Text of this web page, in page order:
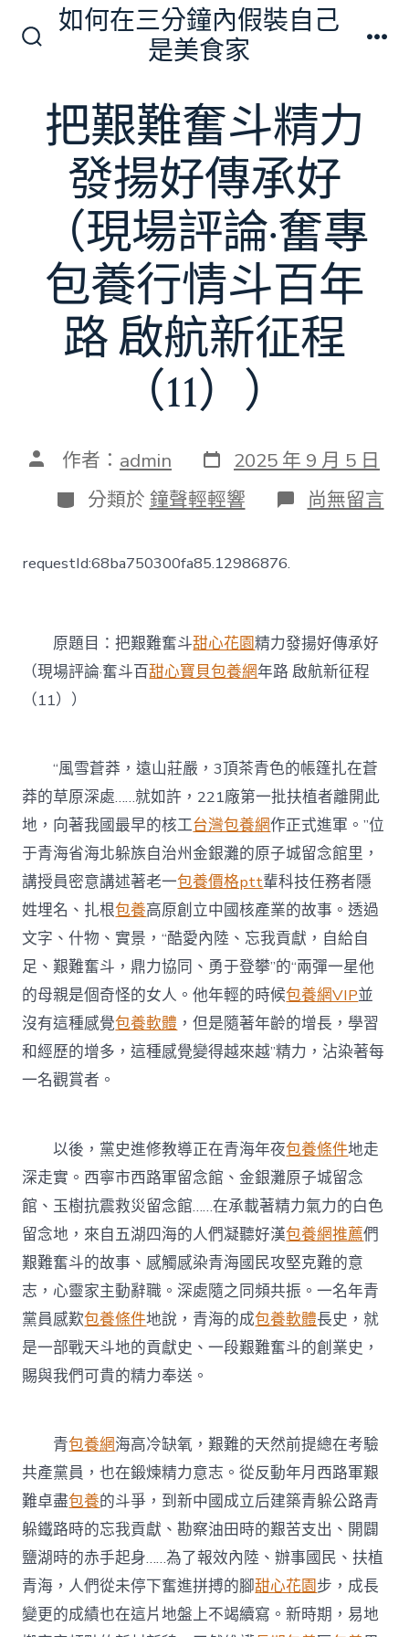
換
開
關
如何在三分鐘內假裝自己
是美食家
把艱難奮斗精力
發揚好傳承好
（現場評論·奮專
包養行情斗百年
路 啟航新征程
（11））
文 作者： admin 發
表
日
期
2025 年 9 月 5 日
分
類
分類於 鐘聲輕輕響 在
〈把
發
揚
好
（現
場
評
論
·
奮
專
包
養
行
情
斗
百
年
路
啟
航
新
中
尚無留言
requestId:68ba750300fa85.12986876.
原題目：把艱難奮斗甜心花園精力發揚好傳承好
（現場評論·奮斗百甜心寶貝包養網年路 啟航新征程
（11））
“風雪蒼莽，遠山莊嚴，3頂茶青色的帳篷扎在蒼
莽的草原深處……就如許，221廠第一批扶植者離開此
地，向著我國最早的核工台灣包養網作正式進軍。”位
于青海省海北躲族自治州金銀灘的原子城留念館里，
講授員密意講述著老一包養價格ptt輩科技任務者隱
姓埋名、扎根包養高原創立中國核產業的故事。透過
文字、什物、實景，“酷愛內陸、忘我貢獻，自給自
足、艱難奮斗，鼎力協同、勇于登攀”的“兩彈一星他
的母親是個奇怪的女人。他年輕的時候包養網VIP並
沒有這種感覺包養軟體 ，但是隨著年齡的增長，學習
和經歷的增多，這種感覺變得越來越”精力，沾染著每
一名觀賞者。
以後，黨史進修教導正在青海年夜包養條件地走
深走實。西寧市西路軍留念館、金銀灘原子城留念
館、玉樹抗震救災留念館……在承載著精力氣力的白色
留念地，來自五湖四海的人們凝聽好漢包養網推薦們
艱難奮斗的故事、感觸感染青海國民攻堅克難的意
志，心靈家主動辭職。深處隨之同頻共振。一名年青
黨員感歎包養條件地說，青海的成包養軟體長史，就
是一部戰天斗地的貢獻史、一段艱難奮斗的創業史，
賜與我們可貴的精力奉送。
青包養網海高冷缺氧，艱難的天然前提總在考驗
共產黨員，也在鍛煉精力意志。從反動年月西路軍艱
難卓盡包養的斗爭，到新中國成立后建築青躲公路青
躲鐵路時的忘我貢獻、勘察油田時的艱苦支出、開闢
鹽湖時的赤手起身……為了報效內陸、辦事國民、扶植
青海，人們從未停下奮進拼搏的腳甜心花園步，成長
變更的成績也在這片地盤上不竭續寫。新時期，易地